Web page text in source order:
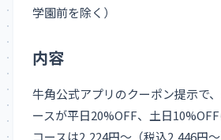
学園前を除く）
内容
牛角公式アプリのクーポン提示で
ースが平日20%OFF、土日
コースは2,224円〜（税込2,446円